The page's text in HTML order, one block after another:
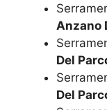
Anzano
Del
Del